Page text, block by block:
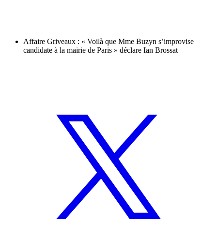
Affaire Griveaux : « Voilà que Mme Buzyn s’improvise
candidate à la mairie de Paris » déclare Ian Brossat